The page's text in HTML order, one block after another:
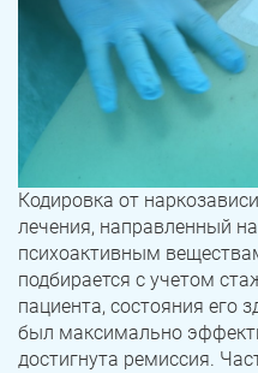
Кодировка от
лечения, направленный
психоактивным
подбирается с учетом
пациента, состояния его
был максимально
достигнута ремиссия.